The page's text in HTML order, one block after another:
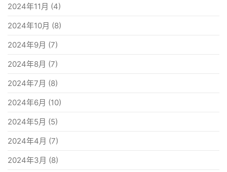
2024年11月 (4)
2024年10月 (8)
2024年9月 (7)
2024年8月 (7)
2024年7月 (8)
2024年6月 (10)
2024年5月 (5)
2024年4月 (7)
2024年3月 (8)